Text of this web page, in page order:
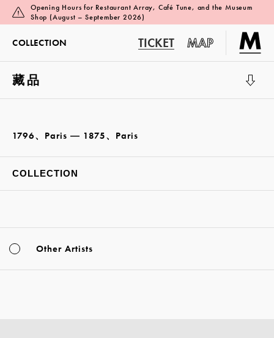
Opening Hours for Restaurant Array, Café Tune, and the Museum
Shop (August – September 2026)
COLLECTION TICKET MAP
藏品
1796、Paris ― 1875、Paris
COLLECTION
Other Artists